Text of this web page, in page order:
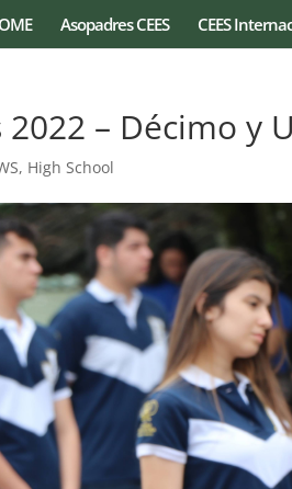
Asopadres CEES CEES
– Décimo y
, High School